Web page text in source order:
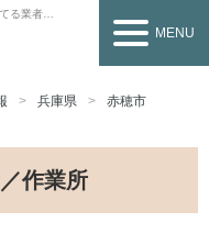
探すなら
MENU
兵庫県 赤穂市
作業所